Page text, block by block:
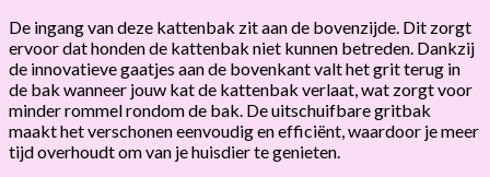
De ingang van deze kattenbak zit aan de bovenzijde. Dit zorgt
ervoor dat honden de kattenbak niet kunnen betreden. Dankzij
de innovatieve gaatjes aan de bovenkant valt het grit terug in
de bak wanneer jouw kat de kattenbak verlaat, wat zorgt voor
minder rommel rondom de bak. De uitschuifbare gritbak
maakt het verschonen eenvoudig en efficiënt, waardoor je meer
tijd overhoudt om van je huisdier te genieten.